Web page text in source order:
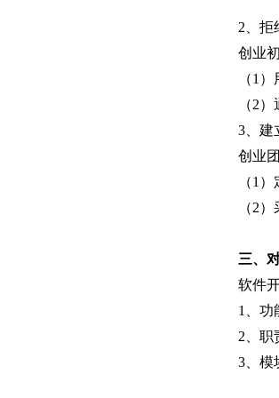
2、拒
创业
（1
（2
3、建
创业
（1
（2
三、
软件
1、功
2、职
3、模